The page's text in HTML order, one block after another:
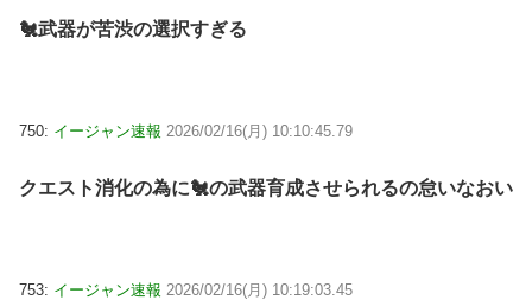
🐔武器が苦渋の選択すぎる
750: イージャン速報 2026/02/16(月) 10:10:45.79
クエスト消化の為に🐔の武器育成させられるの怠いなおい
753: イージャン速報 2026/02/16(月) 10:19:03.45